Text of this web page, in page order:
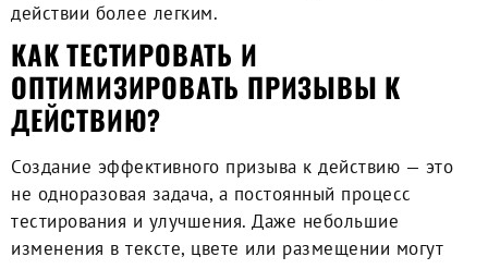
действии более легким.
КАК ТЕСТИРОВАТЬ И
ОПТИМИЗИРОВАТЬ ПРИЗЫВЫ К
ДЕЙСТВИЮ?
Создание эффективного призыва к действию — это
не одноразовая задача, а постоянный процесс
тестирования и улучшения. Даже небольшие
изменения в тексте, цвете или размещении могут